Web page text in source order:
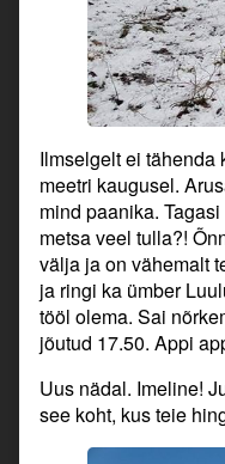
Ilmselgelt ei tähenda
meetri kaugusel.
mind paanika.
metsa veel tulla?!
välja ja on vähemalt
ja ringi ka ümber
tööl olema. Sai
jõutud 17.50. Appi
Uus nädal. Imeline!
see koht, kus teie